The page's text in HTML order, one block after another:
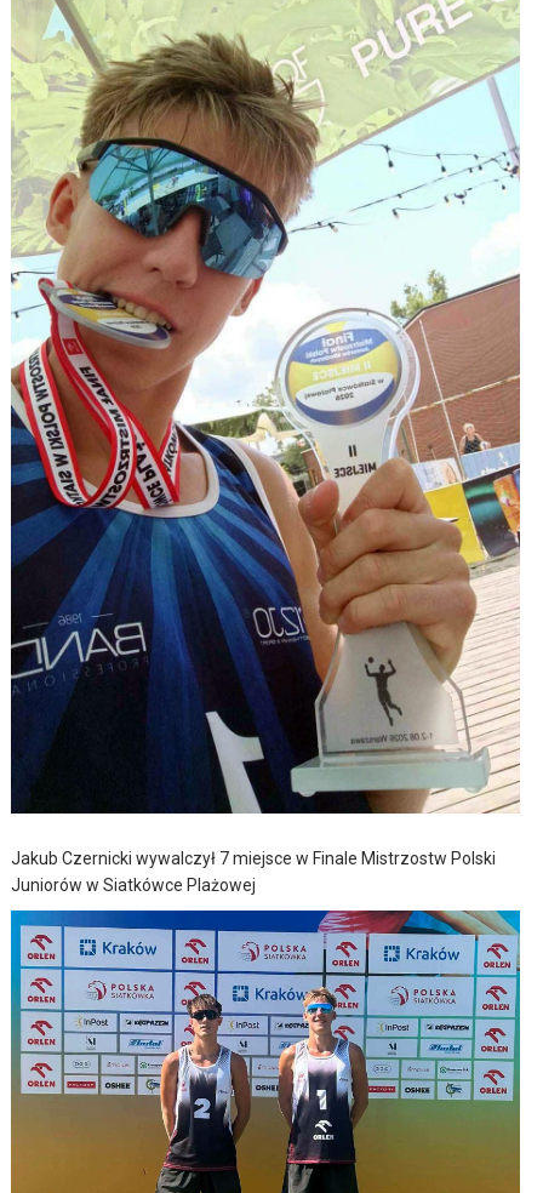
Jakub Czernicki wywalczył 7 miejsce w Finale Mistrzostw Polski
Juniorów w Siatkówce Plażowej